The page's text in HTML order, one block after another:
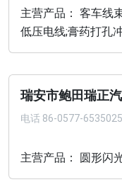
主营产品： 客车线
低压电线;膏药打孔
瑞安市鲍田瑞正
电话 86-0577-
主营产品： 圆形闪